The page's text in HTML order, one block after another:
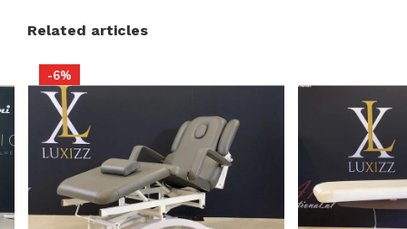
Related articles
-6%